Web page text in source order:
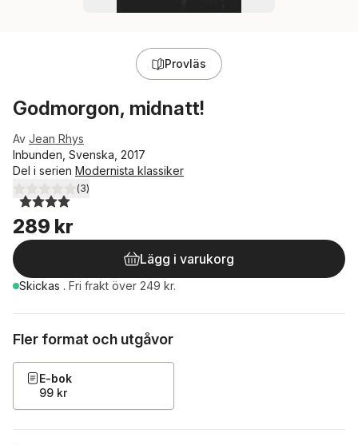
Provläs
Godmorgon, midnatt!
Av Jean Rhys
Inbunden, Svenska, 2017
Del i serien Modernista klassiker
4,0utav 5 stjärnor. Totalt antal röster:
(3)
289 kr
Lägg i varukorg
Skickas . Fri frakt över 249 kr.
Fler format och utgåvor
E-bok
99 kr